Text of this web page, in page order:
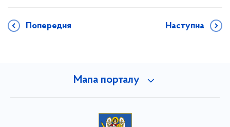
Попередня Наступна
Мапа порталу